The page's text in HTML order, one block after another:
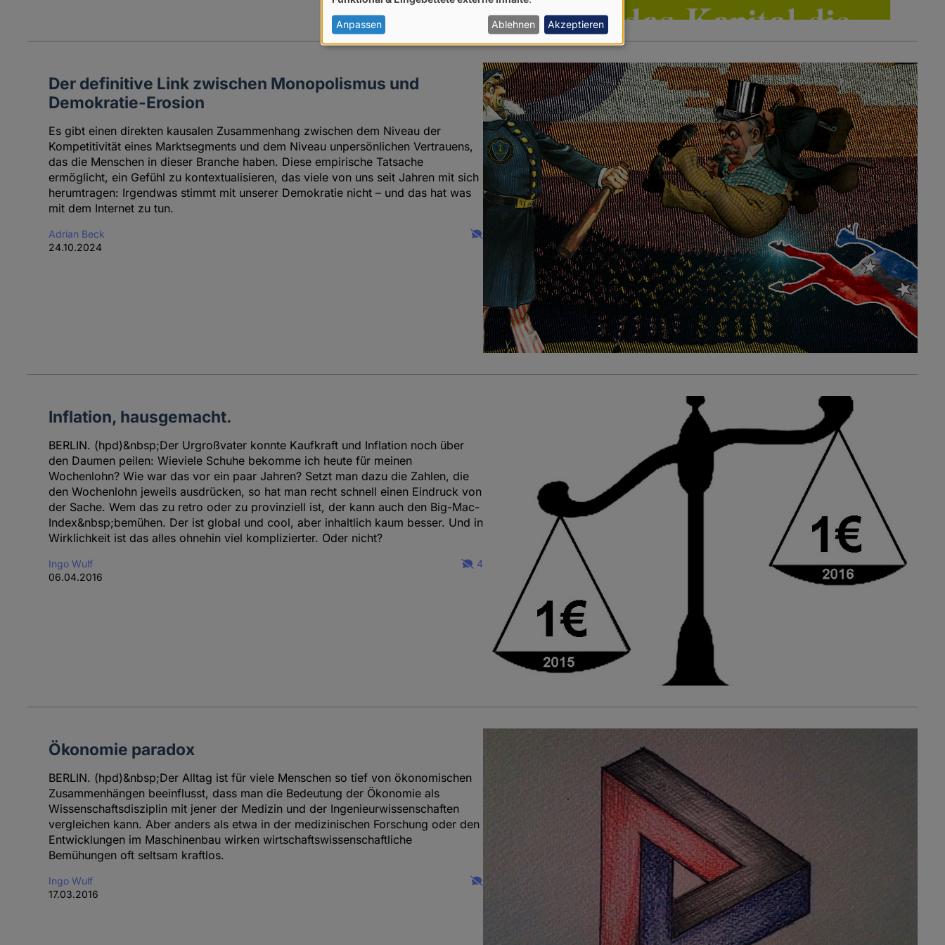
Der definitive Link zwischen Monopolismus und
Demokratie-Erosion
Es gibt einen direkten kausalen Zusammenhang zwischen dem Niveau der
Kompetitivität eines Marktsegments und dem Niveau unpersönlichen Vertrauens,
das die Menschen in dieser Branche haben. Diese empirische Tatsache
ermöglicht, ein Gefühl zu kontextualisieren, das viele von uns seit Jahren mit sich
herumtragen: Irgendwas stimmt mit unserer Demokratie nicht – und das hat was
mit dem Internet zu tun.
Adrian Beck
24.10.2024
Inflation, hausgemacht.
BERLIN. (hpd)&nbsp;Der Urgroßvater konnte Kaufkraft und Inflation noch über
den Daumen peilen: Wieviele Schuhe bekomme ich heute für meinen
Wochenlohn? Wie war das vor ein paar Jahren? Setzt man dazu die Zahlen, die
den Wochenlohn jeweils ausdrücken, so hat man recht schnell einen Eindruck von
der Sache. Wem das zu retro oder zu provinziell ist, der kann auch den Big-Mac-
Index&nbsp;bemühen. Der ist global und cool, aber inhaltlich kaum besser. Und in
Wirklichkeit ist das alles ohnehin viel komplizierter. Oder nicht?
Ingo Wulf
06.04.2016
4
Ökonomie paradox
BERLIN. (hpd)&nbsp;Der Alltag ist für viele Menschen so tief von ökonomischen
Zusammenhängen beeinflusst, dass man die Bedeutung der Ökonomie als
Wissenschaftsdisziplin mit jener der Medizin und der Ingenieurwissenschaften
vergleichen kann. Aber anders als etwa in der medizinischen Forschung oder den
Entwicklungen im Maschinenbau wirken wirtschaftswissenschaftliche
Bemühungen oft seltsam kraftlos.
Ingo Wulf
17.03.2016
von
personenbezogenen
Daten
Cookies
Anpassen Ablehnen Akzeptieren